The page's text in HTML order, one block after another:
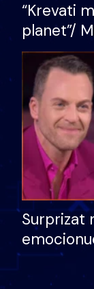
“Krevati
planet”/
bukura
Surprizat
nëna
nuk i